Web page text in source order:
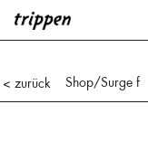
< zurück Shop/Surge f